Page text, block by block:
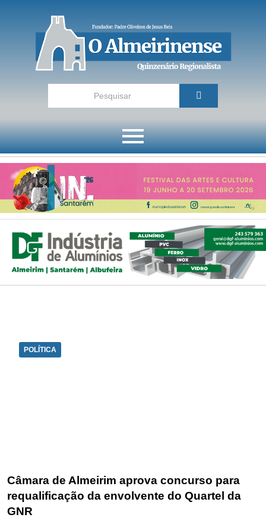
POLÍTICA
Câmara de Almeirim aprova concurso para
requalificação da envolvente do Quartel da
GNR